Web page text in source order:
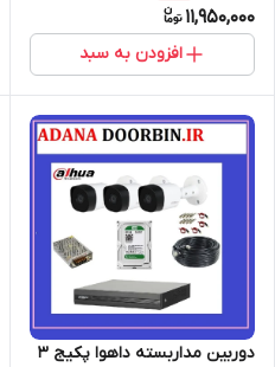
11,950,000
افزودن به سبد
دوربین مداربسته داهوا پکیج ۳